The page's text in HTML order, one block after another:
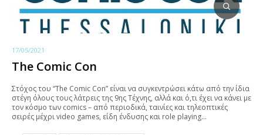
17/05/2021
The Comic Con
Στόχος του “The Comic Con” είναι να συγκεντρώσει κάτω από την ίδια
στέγη όλους τους λάτρεις της 9ης Τέχνης, αλλά και ό,τι έχει να κάνει με
τον κόσμο των comics – από περιοδικά, ταινίες και τηλεοπτικές
σειρές μέχρι video games, είδη ένδυσης και role playing…